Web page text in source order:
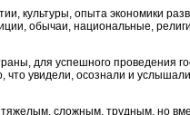
культуры, опыта экономики
обычаи, национальные,
для успешного проведения
увидели, осознали и
сложным, трудным, но